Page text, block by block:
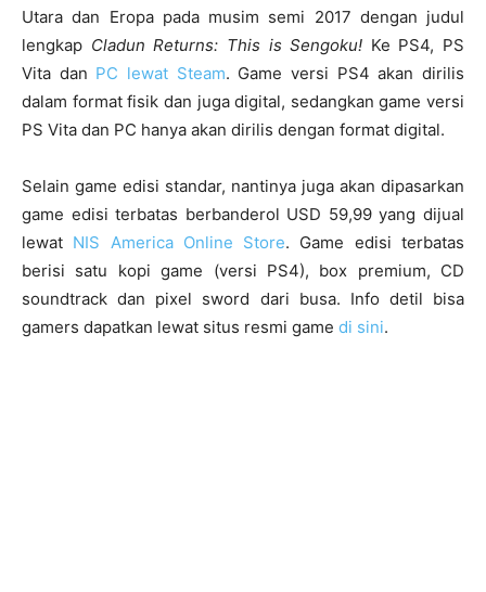
Utara dan Eropa pada musim semi 2017 dengan judul
lengkap Cladun Returns: This is Sengoku! Ke PS4, PS
Vita dan PC lewat Steam. Game versi PS4 akan dirilis
dalam format fisik dan juga digital, sedangkan game versi
PS Vita dan PC hanya akan dirilis dengan format digital.
Selain game edisi standar, nantinya juga akan dipasarkan
game edisi terbatas berbanderol USD 59,99 yang dijual
lewat NIS America Online Store. Game edisi terbatas
berisi satu kopi game (versi PS4), box premium, CD
soundtrack dan pixel sword dari busa. Info detil bisa
gamers dapatkan lewat situs resmi game di sini.